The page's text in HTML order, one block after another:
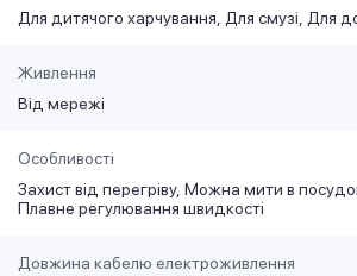
Для дитячого харчування
Для смузі Для
Живлення
Від мережі
Особливості
Захист від перегріву Можна мити в
Плавне регулювання швидкості
Довжина кабелю електроживлення